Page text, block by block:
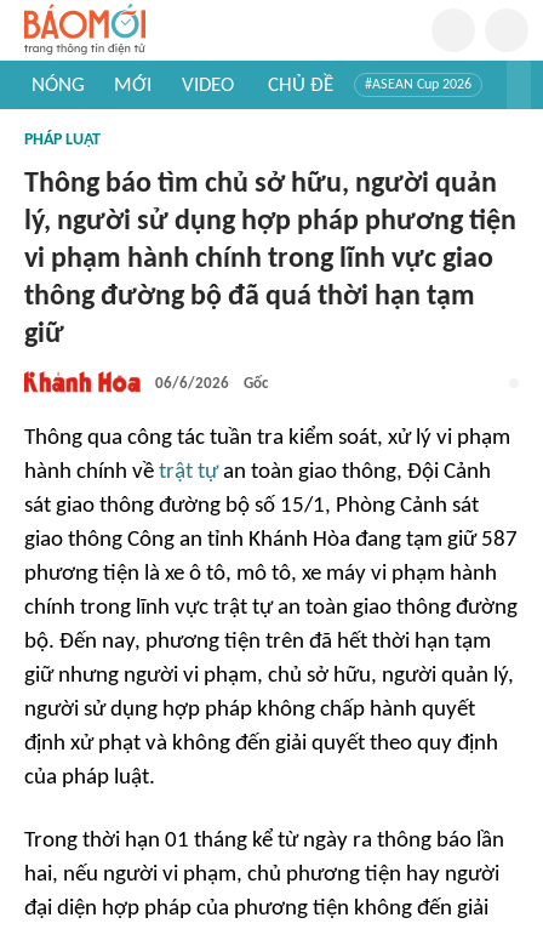
NÓNG MỚI VIDEO CHỦ ĐỀ #ASEAN Cup 2026
#Khám phá thế giới
PHÁP LUẬT
Thông báo tìm chủ sở hữu, người quản
lý, người sử dụng hợp pháp phương tiện
vi phạm hành chính trong lĩnh vực giao
thông đường bộ đã quá thời hạn tạm
giữ
06/6/2026 Gốc
Thông qua công tác tuần tra kiểm soát, xử lý vi phạm
hành chính về trật tựan toàn giao thông, Đội Cảnh
sát giao thông đường bộ số 15/1, Phòng Cảnh sát
giao thông Công an tỉnh Khánh Hòa đang tạm giữ 587
phương tiện là xe ô tô, mô tô, xe máy vi phạm hành
chính trong lĩnh vực trật tự an toàn giao thông đường
bộ. Đến nay, phương tiện trên đã hết thời hạn tạm
giữ nhưng người vi phạm, chủ sở hữu, người quản lý,
người sử dụng hợp pháp không chấp hành quyết
định xử phạt và không đến giải quyết theo quy định
của pháp luật.
Trong thời hạn 01 tháng kể từ ngày ra thông báo lần
hai, nếu người vi phạm, chủ phương tiện hay người
đại diện hợp pháp của phương tiện không đến giải